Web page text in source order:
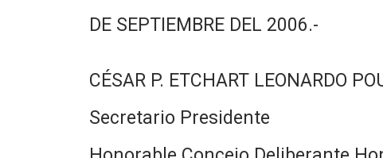
DE SEPTIEMBRE DEL 2006.-
CÉSAR P. ETCHART LEONARDO
Secretario Presidente